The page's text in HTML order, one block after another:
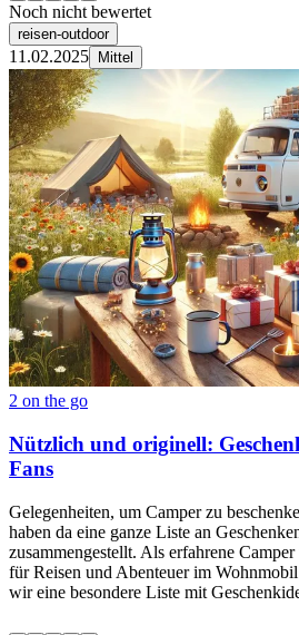
Noch nicht bewertet
reisen-outdoor
11.02.2025 Mittel
2 on the go
Nützlich und originell:
Fans
Gelegenheiten, um Camper zu
haben da eine ganze Liste an
zusammengestellt. Als erfahrene
für Reisen und Abenteuer im
wir eine besondere Liste mit